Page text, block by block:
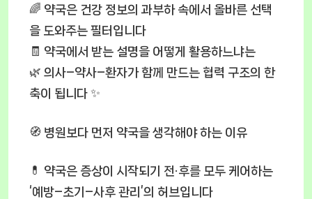
🌈 약국은 건강 정보의 과부하 속에서 올바른 선택
을 도와주는 필터입니다
🧾 약국에서 받는 설명을 어떻게 활용하느냐는
🌿 의사–약사–환자가 함께 만드는 협력 구조의 한
축이 됩니다 ✨
🧭 병원보다 먼저 약국을 생각해야 하는 이유
💊 약국은 증상이 시작되기 전·후를 모두 케어하는
‘예방–초기–사후 관리’의 허브입니다